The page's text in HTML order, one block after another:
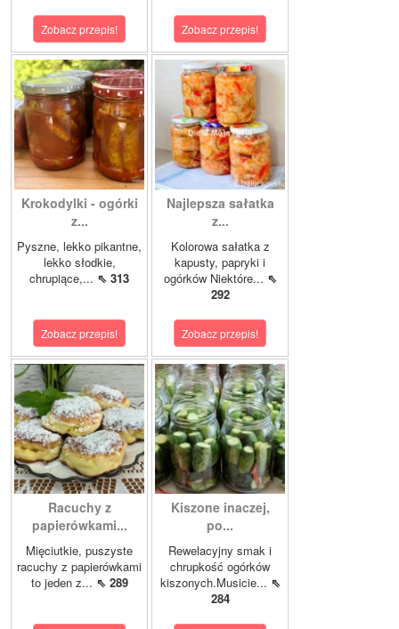
Zobacz przepis! Zobacz przepis!
Krokodylki - ogórki
z...
Pyszne, lekko pikantne,
lekko słodkie,
chrupiące,... ⇖ 313
Zobacz przepis!
Najlepsza sałatka
z...
Kolorowa sałatka z
kapusty, papryki i
ogórków Niektóre... ⇖
292
Zobacz przepis!
Racuchy z
papierówkami...
Mięciutkie, puszyste
racuchy z papierówkami
to jeden z... ⇖ 289
Kiszone inaczej,
po...
Rewelacyjny smak i
chrupkość ogórków
kiszonych.Musicie... ⇖
284